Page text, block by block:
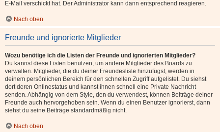
E-Mail verschickt hat. Der Administrator kann dann entsprechend reagieren.
Nach oben
Freunde und ignorierte Mitglieder
Wozu benötige ich die Listen der Freunde und ignorierten Mitglieder?
Du kannst diese Listen benutzen, um andere Mitglieder des Boards zu
verwalten. Mitglieder, die du deiner Freundesliste hinzufügst, werden in
deinem persönlichen Bereich für den schnellen Zugriff aufgelistet. Du siehst
dort deren Onlinestatus und kannst ihnen schnell eine Private Nachricht
senden. Abhängig von dem Style, den du verwendest, können Beiträge deiner
Freunde auch hervorgehoben sein. Wenn du einen Benutzer ignorierst, dann
siehst du seine Beiträge standardmäßig nicht.
Nach oben